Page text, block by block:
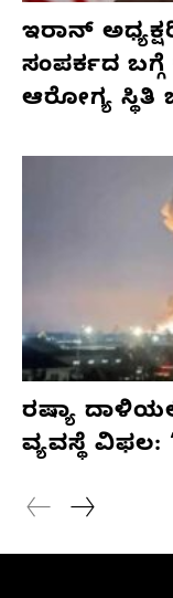
ಇರಾನ್
ಸಂಪರ್ಕದ
ಆರೋಗ್ಯ
ರಷ್ಯಾ
ವ್ಯವಸ್ಥೆ